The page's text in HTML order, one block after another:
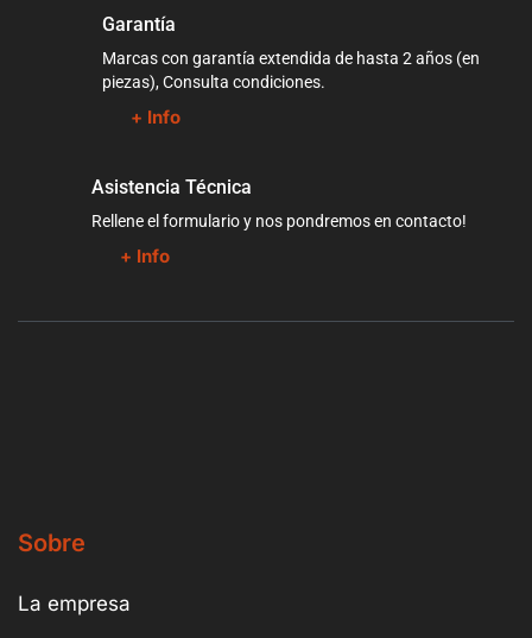
Garantía
Marcas con garantía extendida de hasta 2 años (en
piezas), Consulta condiciones.
+ Info
Asistencia Técnica
Rellene el formulario y nos pondremos en contacto!
+ Info
Sobre
La empresa